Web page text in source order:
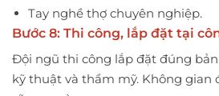
Tay nghề thợ chuyên nghiệp.
Bước 8: Thi công, lắp đặt tại
Đội ngũ thi công lắp đặt đúng
kỹ thuật và thẩm mỹ. Không gian